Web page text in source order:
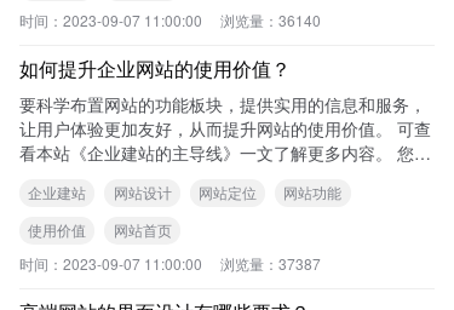
时间： 2023-09-07 11:00:00 浏览量： 36140
如何提升企业网站的使用价值？
要科学布置网站的功能板块，提供实用的信息和服务，
让用户体验更加友好，从而提升网站的使用价值。 可查
看本站《企业建站的主导线》一文了解更多内容。 您可
企业建站 网站设计 网站定位
网站功能
使用价值
网站首页
时间： 2023-09-07 11:00:00 浏览量： 37387